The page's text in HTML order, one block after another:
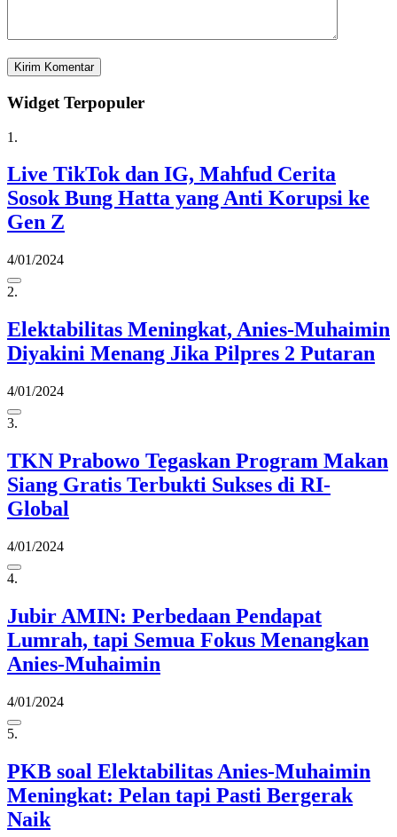
Widget Terpopuler
1.
Live TikTok dan IG, Mahfud Cerita
Sosok Bung Hatta yang Anti Korupsi ke
Gen Z
4/01/2024
2.
Elektabilitas Meningkat, Anies-Muhaimin
Diyakini Menang Jika Pilpres 2 Putaran
4/01/2024
3.
TKN Prabowo Tegaskan Program Makan
Siang Gratis Terbukti Sukses di RI-
Global
4/01/2024
4.
Jubir AMIN: Perbedaan Pendapat
Lumrah, tapi Semua Fokus Menangkan
Anies-Muhaimin
4/01/2024
5.
PKB soal Elektabilitas Anies-Muhaimin
Meningkat: Pelan tapi Pasti Bergerak
Naik